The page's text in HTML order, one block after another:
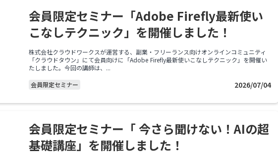
会員限定セミナー「Adobe Firefly最新使い
こなしテクニック」を開催しました！
株式会社クラウドワークスが運営する、副業・フリーランス向けオンラインコミュニティ
「クラウドタウン」にて会員向けに「Adobe Firefly最新使いこなしテクニック」を開催い
たしました。今回の講師は、...
会員限定セミナー
2026/07/04
会員限定セミナー「 今さら聞けない！AIの超
基礎講座」を開催しました！